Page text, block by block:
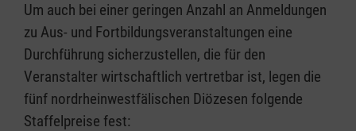
Um auch bei einer geringen Anzahl an Anmeldungen
zu Aus- und Fortbildungsveranstaltungen eine
Durchführung sicherzustellen, die für den
Veranstalter wirtschaftlich vertretbar ist, legen die
fünf nordrheinwestfälischen Diözesen folgende
Staffelpreise fest: